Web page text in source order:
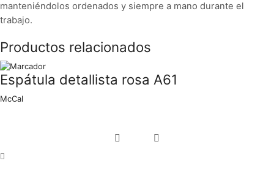
manteniéndolos ordenados y siempre a mano durante el
trabajo.
Productos relacionados
Espátula detallista rosa A61
McCal